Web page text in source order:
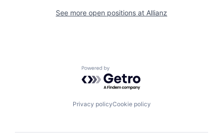
See more open positions at Allianz
Powered by Getro.com
Privacy policyCookie policy